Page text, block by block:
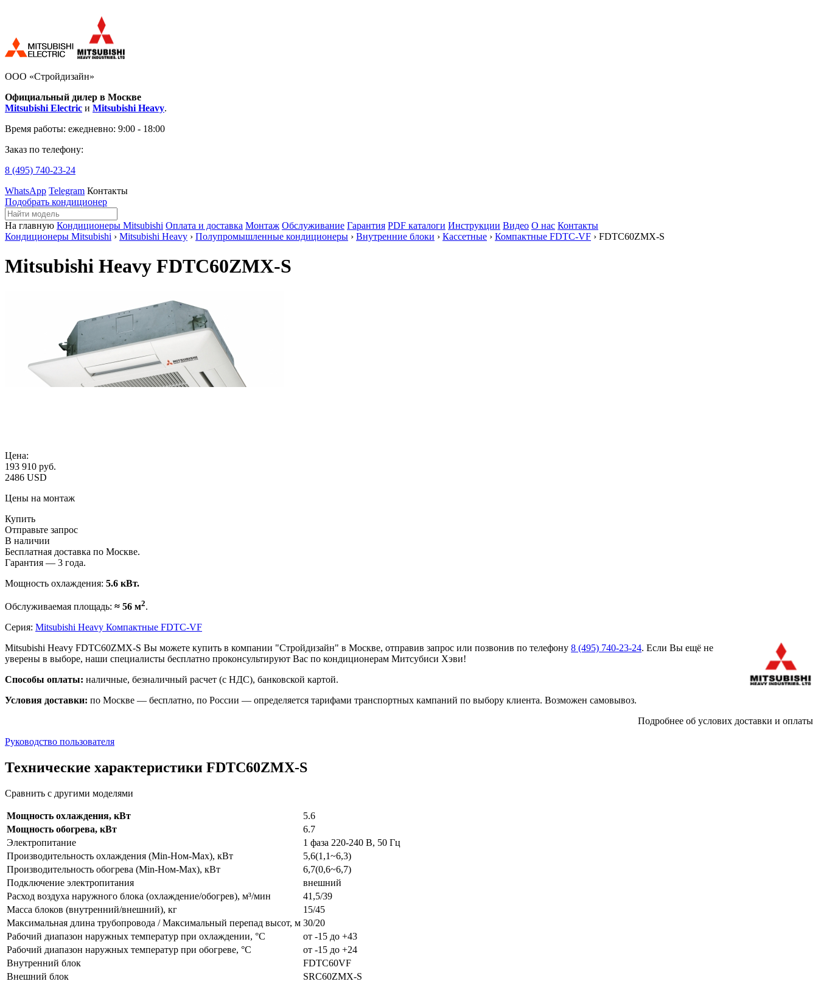
ООО «Стройдизайн»
Официальный дилер в Москве
Mitsubishi Electric и Mitsubishi Heavy.
Время работы: ежедневно: 9:00 - 18:00
Заказ по телефону:
8 (495) 740-23-24
WhatsApp Telegram Контакты
Подобрать кондиционер
На главную Кондиционеры Mitsubishi Оплата и доставка Монтаж Обслуживание Гарантия PDF каталоги Инструкции Видео О нас Контакты
Кондиционеры Mitsubishi › Mitsubishi Heavy › Полупромышленные кондиционеры › Внутренние блоки › Кассетные › Компактные FDTC-VF › FDTC60ZMX-S
Mitsubishi Heavy FDTC60ZMX-S
Цена:
193 910 руб.
2486 USD
Цены на монтаж
Купить
Отправьте запрос
В наличии
Бесплатная доставка по Москве.
Гарантия — 3 года.
Мощность охлаждения: 5.6 кВт.
Обслуживаемая площадь: ≈ 56 м2.
Серия: Mitsubishi Heavy Компактные FDTC-VF
Mitsubishi Heavy FDTC60ZMX-S Вы можете купить в компании "Стройдизайн" в Москве, отправив запрос или позвонив по телефону 8 (495) 740-23-24. Если Вы ещё не
уверены в выборе, наши специалисты бесплатно проконсультируют Вас по кондиционерам Митсубиси Хэви!
Способы оплаты: наличные, безналичный расчет (с НДС), банковской картой.
Условия доставки: по Москве — бесплатно, по России — определяется тарифами транспортных кампаний по выбору клиента. Возможен самовывоз.
Подробнее об услових доставки и оплаты
Руководство пользователя
Технические характеристики FDTC60ZMX-S
Сравнить с другими моделями
Мощность охлаждения, кВт
5.6
Мощность обогрева, кВт
6.7
Электропитание
1 фаза 220-240 В, 50 Гц
Производительность охлаждения (Min-Ном-Max), кВт
5,6(1,1~6,3)
Производительность обогрева (Min-Ном-Max), кВт
6,7(0,6~6,7)
Подключение электропитания
внешний
Расход воздуха наружного блока (охлаждение/обогрев), м³/мин
41,5/39
Масса блоков (внутренний/внешний), кг
15/45
Максимальная длина трубопровода / Максимальный перепад высот, м 30/20
Рабочий диапазон наружных температур при охлаждении, °С
от -15 до +43
Рабочий диапазон наружных температур при обогреве, °С
от -15 до +24
Внутренний блок
FDTC60VF
Внешний блок
SRC60ZMX-S